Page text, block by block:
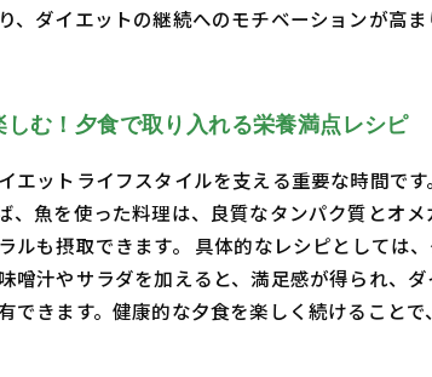
、ダイエットの継続へのモチベーションが高ま
しむ！夕食で取り入れる栄養満点レシピ
エットライフスタイルを支える重要な時間で
、魚を使った料理は、良質なタンパク質とオ
ルも摂取できます。 具体的なレシピとしては
噌汁やサラダを加えると、満足感が得られ、
できます。健康的な夕食を楽しく続けること